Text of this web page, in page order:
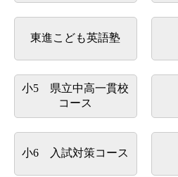
東進こども英語塾
小5 県立中高一貫校
コース
小6 入試対策コース